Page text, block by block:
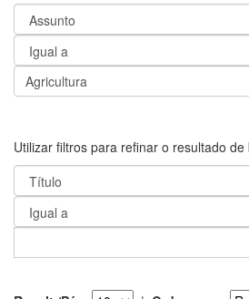
Utilizar filtros para refinar o resultado de